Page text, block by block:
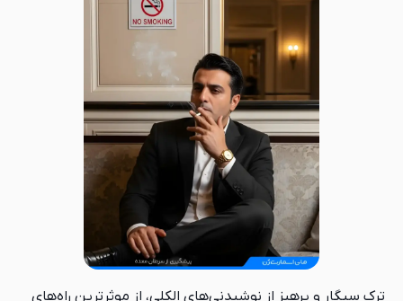
ترک سیگار و پرهیز از نوشیدنی‌های الکلی، از موثرترین راه‌های